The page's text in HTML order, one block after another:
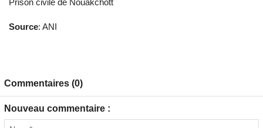
Prison civile de Nouakchott
Source: ANI
Commentaires (0)
Nouveau commentaire :